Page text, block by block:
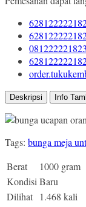
081222221823
Deskripsi Info
Tags: bunga meja
Berat
1000 gram
Kondisi Baru
Dilihat
1.468 kali